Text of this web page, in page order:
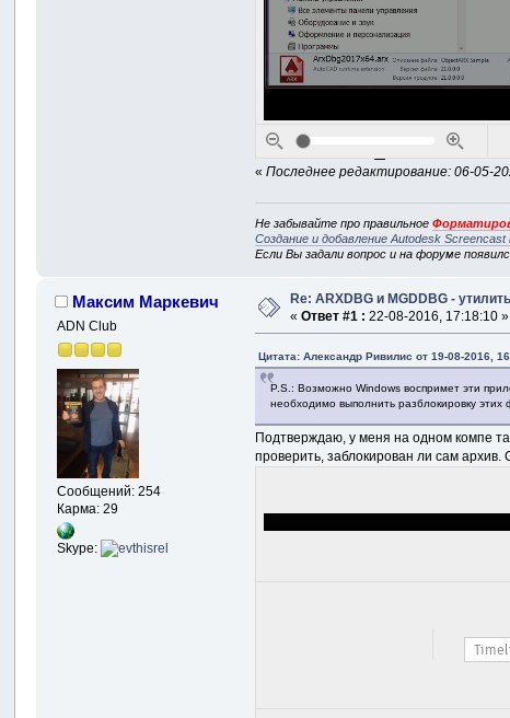
«Последнее редактирование: 06-05-
Не забывайте про правильное
Создание и добавление Autodesk
Если Вы задали вопрос и на форуме
Максим Маркевич
ADN Club
Сообщений: 254
Карма: 29
Skype:
Re: ARXDBG и MGDDBG -
«Ответ #1 : 22-08-2016, 17:18:10 »
Цитата: Александр Ривилис от 19-08-2016,
P.S.: Возможно Windows воспримет эти
необходимо выполнить разблокировку
Подтверждаю, у меня на одном компе
проверить, заблокирован ли сам